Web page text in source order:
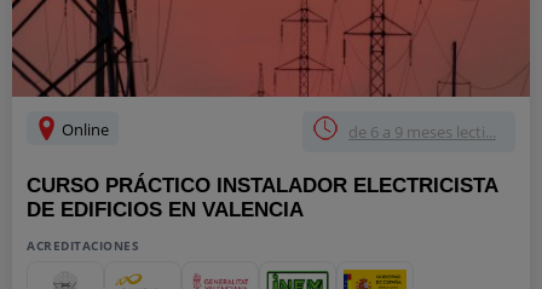
Online de 6 a 9 meses lecti...
CURSO PRÁCTICO INSTALADOR ELECTRICISTA
DE EDIFICIOS EN VALENCIA
ACREDITACIONES